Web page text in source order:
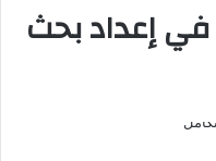
إعداد بحث